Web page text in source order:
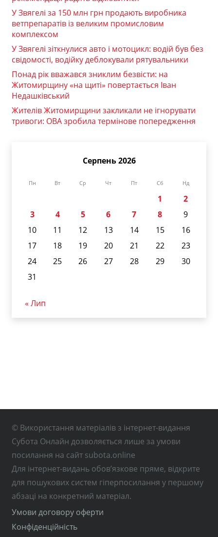
У Звягелі за 150 млн грн продають виробника
ветпрепаратів із великим промисловим
комплексом
У Звягелі зіткнулися авто і мотоцикл: водій був без
свідомості, водійку деблокували рятувальники
Понад рік вважався зниклим безвісти: на
Житомирщину «на щиті» повертається Іван
Недашківський
Жителів Житомирщини закликали не ігнорувати
тривоги: ОВА зробила термінове попередження
Серпень 2026
Пн Вт Ср Чт Пт Сб Нд
1
2
3
4 5 6 7 8
9
10
11 12 13 14 15
16
17
18 19 20 21 22
23
24
25 26 27 28 29
30
31
« Лип
© Використання матеріалів з інтернет-видання
Субота Онлайн дозволяється лише за умови
посилання на сайт subota.online
Для інтернет-видань обов’язкове пряме, відкрите
для пошукових систем гіперпосилання у першому
абзаці на конкретний матеріал.
Умови договору оферти
Конфіденційність